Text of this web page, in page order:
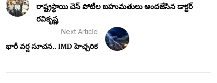
రాష్ట్రస్థాయి చెస్ పోటీల బహుమతులు అందజేసిన డాక్టర్
రవికృష్ణ
Next Article
భారీ వర్ష సూచన.. IMD హెచ్చరిక